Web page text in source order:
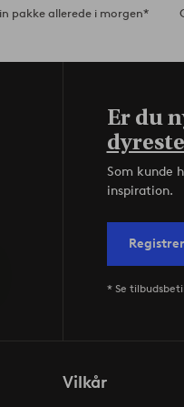
pakke allerede i morgen*
Er du
Som kunde
inspiration.
* Se
Vilkår